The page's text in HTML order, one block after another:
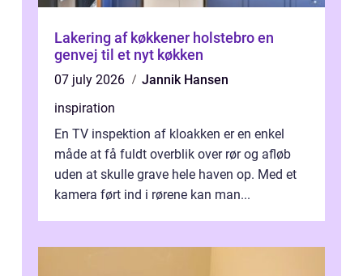
Lakering af køkkener holstebro en
genvej til et nyt køkken
07 july 2026
Jannik Hansen
inspiration
En TV inspektion af kloakken er en enkel
måde at få fuldt overblik over rør og afløb
uden at skulle grave hele haven op. Med et
kamera ført ind i rørene kan man...